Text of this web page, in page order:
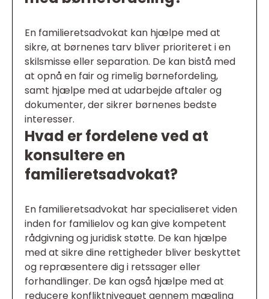
En familieretsadvokat kan hjælpe med at
sikre, at børnenes tarv bliver prioriteret i en
skilsmisse eller separation. De kan bistå med
at opnå en fair og rimelig børnefordeling,
samt hjælpe med at udarbejde aftaler og
dokumenter, der sikrer børnenes bedste
interesser.
Hvad er fordelene ved at
konsultere en
familieretsadvokat?
En familieretsadvokat har specialiseret viden
inden for familielov og kan give kompetent
rådgivning og juridisk støtte. De kan hjælpe
med at sikre dine rettigheder bliver beskyttet
og repræsentere dig i retssager eller
forhandlinger. De kan også hjælpe med at
reducere konfliktniveauet gennem mægling